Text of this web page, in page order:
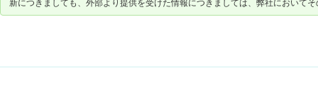
新につきましても、外部より提供を受けた情報につきましては、弊社において